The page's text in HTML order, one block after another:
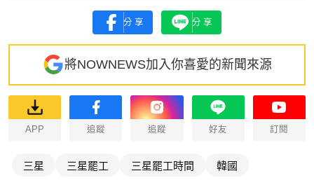
分享 分享
將NOWNEWS加入你喜愛的新聞來源
APP 追蹤 追蹤 好友 訂閱
三星 三星罷工 三星罷工時間 韓國